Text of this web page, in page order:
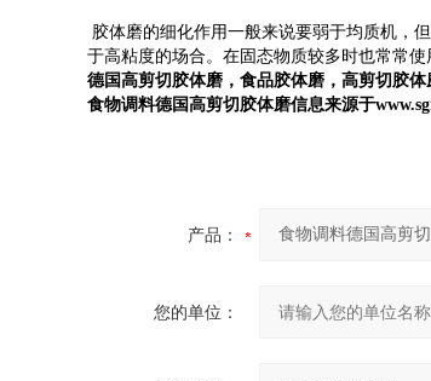
胶体磨的细化作用一般来说要弱于均质机，
于高粘度的场合。在固态物质较多时也常常使
德国高剪切胶体磨 ，食品胶体磨，高剪切胶
食物调料德国高剪切胶体磨信息来源于
产品：
您的单位：